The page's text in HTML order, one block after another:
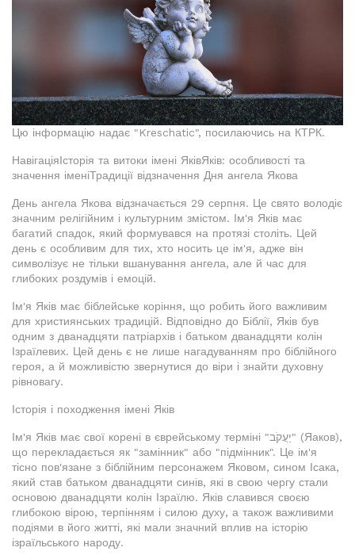
Цю інформацію надає "Kreschatic", посилаючись на КТРК.
НавігаціяІсторія та витоки імені ЯківЯків: особливості та
значення іменіТрадиції відзначення Дня ангела Якова
День ангела Якова відзначається 29 серпня. Це свято володіє
значним релігійним і культурним змістом. Ім'я Яків має
багатий спадок, який формувався на протязі століть. Цей
день є особливим для тих, хто носить це ім'я, адже він
символізує не тільки вшанування ангела, але й час для
глибоких роздумів і емоцій.
Ім'я Яків має біблейське коріння, що робить його важливим
для християнських традицій. Відповідно до Біблії, Яків був
одним з дванадцяти патріархів і батьком дванадцяти колін
Ізраїлевих. Цей день є не лише нагадуванням про біблійного
героя, а й можливістю звернутися до віри і знайти духовну
рівновагу.
Історія і походження імені Яків
Ім'я Яків має свої корені в єврейському терміні "יַעֲקֹב" (Яаков),
що перекладається як "замінник" або "підмінник". Це ім'я
тісно пов'язане з біблійним персонажем Яковом, сином Ісака,
який став батьком дванадцяти синів, які в свою чергу стали
основою дванадцяти колін Ізраїлю. Яків славився своєю
глибокою вірою, терпінням і силою духу, а також важливими
подіями в його житті, які мали значний вплив на історію
ізраїльського народу.